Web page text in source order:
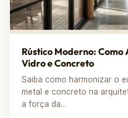
Rústico Moderno:
Vidro e Concreto
Saiba como harmonizar o
metal e concreto na
a força da...